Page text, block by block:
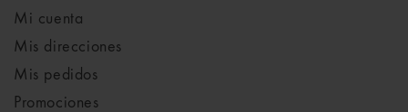
Mi cuenta
Mis direcciones
Mis pedidos
Promociones